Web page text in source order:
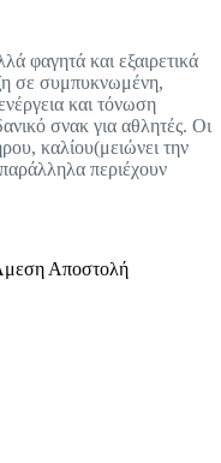
φαγητά και εξαιρετικά
σε συμπυκνωμένη,
και τόνωση
σνακ για αθλητές. Οι
καλίου(μειώνει την
περιέχουν
Αποστολή